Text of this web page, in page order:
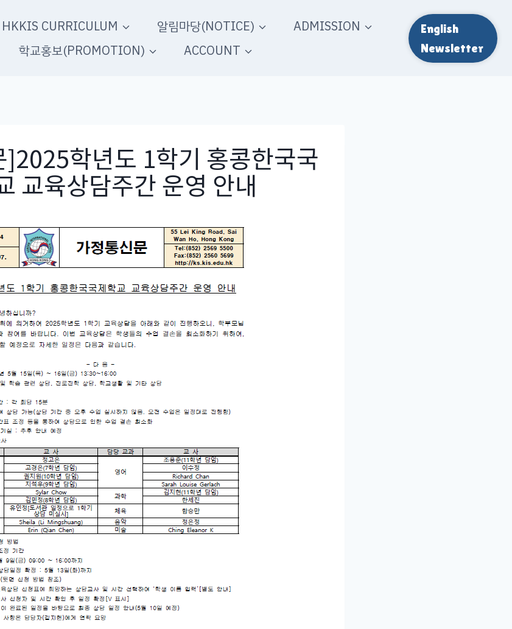
HKKIS CURRICULUM 알림마당(NOTICE)
ADMISSION
학교홍보(PROMOTION)
ACCOUNT
English
Newsletter
학년도 1학기 홍콩한국국
교육상담주간 운영 안내